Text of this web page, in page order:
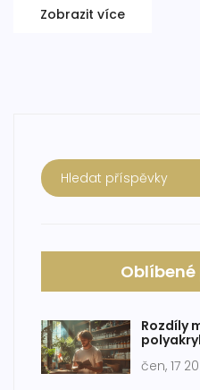
pečovat o vaše barvy a
Zobrazit více
Rozdíly
čen, 17